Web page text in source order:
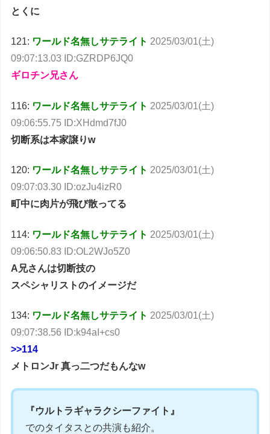
とくに
121: ワールド名無しサテライト 2025/03/01(土)
09:07:13.03 ID:GZRDP6JQ0
ギロチン兄さん
116: ワールド名無しサテライト 2025/03/01(土)
09:06:55.75 ID:XHdmd7fJ0
切断系は本家譲りw
120: ワールド名無しサテライト 2025/03/01(土)
09:07:03.30 ID:ozJu4izR0
町中に肉片が飛び散ってる
114: ワールド名無しサテライト 2025/03/01(土)
09:06:50.83 ID:OL2WJo5Z0
A兄さんは切断技の
スペシャリストのイメージだ
134: ワールド名無しサテライト 2025/03/01(土)
09:07:38.56 ID:k94aI+cs0
>>114
メトロンJr 真っ二つだもんなw
『ウルトラギャラクシーファイト』
でのタイタスとの共演も紹介。